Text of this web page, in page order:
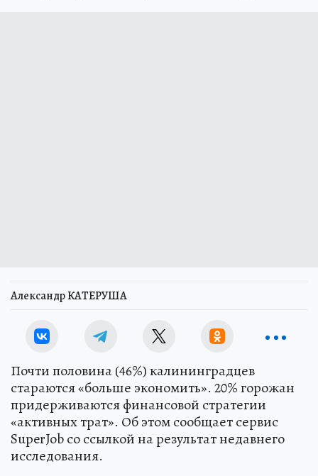
Александр КАТЕРУША
Почти половина (46%) калининградцев
стараются «больше экономить». 20% горожан
придерживаются финансовой стратегии
«активных трат». Об этом сообщает сервис
SuperJob со ссылкой на результат недавнего
исследования.